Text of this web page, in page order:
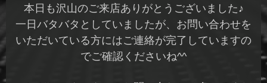
本日も沢山のご来店ありがとうございました♪
一日バタバタとしていましたが、お問い合わせを
いただいている方にはご連絡が完了していますの
でご確認くださいね^^